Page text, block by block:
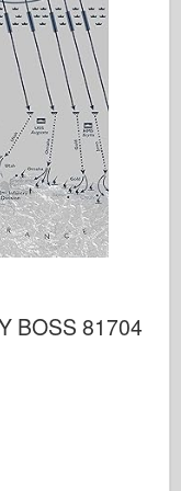
BOSS 81704